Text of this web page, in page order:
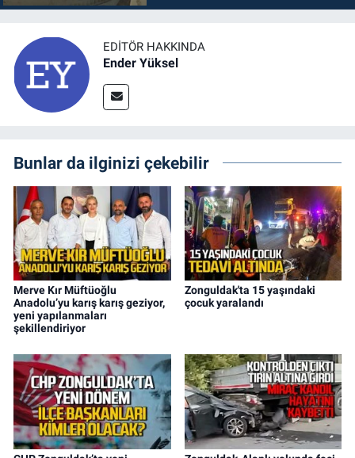
EDITÖR HAKKINDA
Ender Yüksel
Bunlar da ilginizi çekebilir
Merve Kır Müftüoğlu
Anadolu’yu karış karış geziyor,
yeni yapılanmaları
şekillendiriyor
Zonguldak'ta 15 yaşındaki
çocuk yaralandı